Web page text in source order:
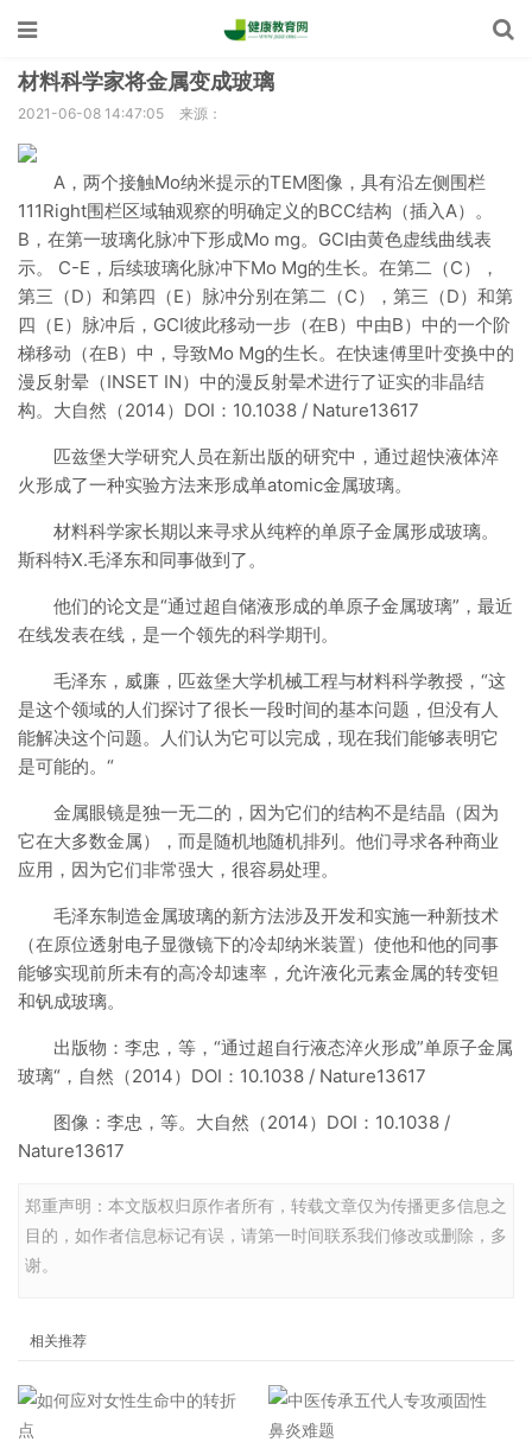
材料科学家将金属变成玻璃
2021-06-08 14:47:05 来源：
A，两个接触Mo纳米提示的TEM图像，具有沿左侧围栏
111Right围栏区域轴观察的明确定义的BCC结构（插入A）。
B，在第一玻璃化脉冲下形成Mo mg。GCI由黄色虚线曲线表
示。 C-E，后续玻璃化脉冲下Mo Mg的生长。在第二（C），
第三（D）和第四（E）脉冲分别在第二（C），第三（D）和第
四（E）脉冲后，GCI彼此移动一步（在B）中由B）中的一个阶
梯移动（在B）中，导致Mo Mg的生长。在快速傅里叶变换中的
漫反射晕（INSET IN）中的漫反射晕术进行了证实的非晶结
构。大自然（2014）DOI：10.1038 / Nature13617
匹兹堡大学研究人员在新出版的研究中，通过超快液体淬
火形成了一种实验方法来形成单atomic金属玻璃。
材料科学家长期以来寻求从纯粹的单原子金属形成玻璃。
斯科特X.毛泽东和同事做到了。
他们的论文是“通过超自储液形成的单原子金属玻璃”，最近
在线发表在线，是一个领先的科学期刊。
毛泽东，威廉，匹兹堡大学机械工程与材料科学教授，“这
是这个领域的人们探讨了很长一段时间的基本问题，但没有人
能解决这个问题。人们认为它可以完成，现在我们能够表明它
是可能的。“
金属眼镜是独一无二的，因为它们的结构不是结晶（因为
它在大多数金属），而是随机地随机排列。他们寻求各种商业
应用，因为它们非常强大，很容易处理。
毛泽东制造金属玻璃的新方法涉及开发和实施一种新技术
（在原位透射电子显微镜下的冷却纳米装置）使他和他的同事
能够实现前所未有的高冷却速率，允许液化元素金属的转变钽
和钒成玻璃。
出版物：李忠，等，“通过超自行液态淬火形成”单原子金属
玻璃“，自然（2014）DOI：10.1038 / Nature13617
图像：李忠，等。大自然（2014）DOI：10.1038 /
Nature13617
郑重声明：本文版权归原作者所有，转载文章仅为传播更多信息之
目的，如作者信息标记有误，请第一时间联系我们修改或删除，多
谢。
相关推荐